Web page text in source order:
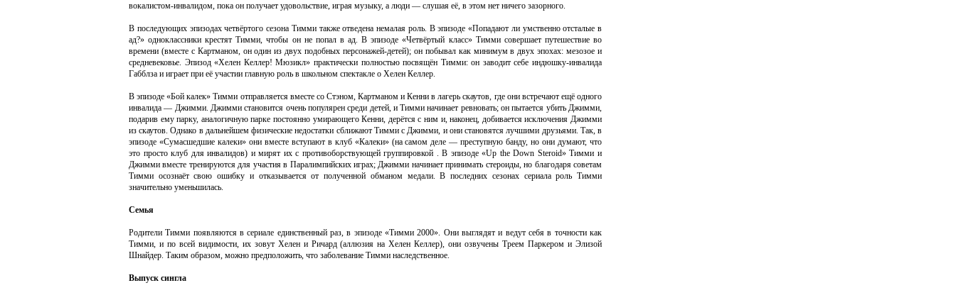
вокалистом-инвалидом, пока он получает удовольствие, играя музыку, а люди — слушая её, в этом нет ничего зазорного.
В последующих эпизодах четвёртого сезона Тимми также отведена немалая роль. В эпизоде «Попадают ли умственно отсталые в
ад?» одноклассники крестят Тимми, чтобы он не попал в ад. В эпизоде «Четвёртый класс» Тимми совершает путешествие во
времени (вместе с Картманом, он один из двух подобных персонажей-детей); он побывал как минимум в двух эпохах: мезозое и
средневековье. Эпизод «Хелен Келлер! Мюзикл» практически полностью посвящён Тимми: он заводит себе индюшку-инвалида
Габблза и играет при её участии главную роль в школьном спектакле о Хелен Келлер.
В эпизоде «Бой калек» Тимми отправляется вместе со Стэном, Картманом и Кенни в лагерь скаутов, где они встречают ещё одного
инвалида — Джимми. Джимми становится очень популярен среди детей, и Тимми начинает ревновать; он пытается убить Джимми,
подарив ему парку, аналогичную парке постоянно умирающего Кенни, дерётся с ним и, наконец, добивается исключения Джимми
из скаутов. Однако в дальнейшем физические недостатки сближают Тимми с Джимми, и они становятся лучшими друзьями. Так, в
эпизоде «Сумасшедшие калеки» они вместе вступают в клуб «Калеки» (на самом деле — преступную банду, но они думают, что
это просто клуб для инвалидов) и мирят их с противоборствующей группировкой . В эпизоде «Up the Down Steroid» Тимми и
Джимми вместе тренируются для участия в Паралимпийских играх; Джимми начинает принимать стероиды, но благодаря советам
Тимми осознаёт свою ошибку и отказывается от полученной обманом медали. В последних сезонах сериала роль Тимми
значительно уменьшилась.
Семья
Родители Тимми появляются в сериале единственный раз, в эпизоде «Тимми 2000». Они выглядят и ведут себя в точности как
Тимми, и по всей видимости, их зовут Хелен и Ричард (аллюзия на Хелен Келлер), они озвучены Треем Паркером и Элизой
Шнайдер. Таким образом, можно предположить, что заболевание Тимми наследственное.
Выпуск сингла